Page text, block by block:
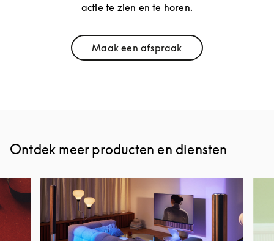
actie te zien en te horen.
Maak een afspraakLink Opens in New Tab
Ontdek meer producten en diensten